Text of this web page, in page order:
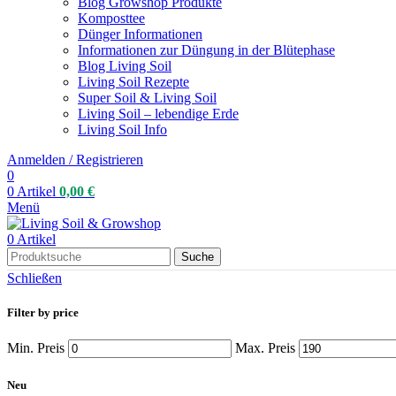
Komposttee
Dünger Informationen
Informationen zur Düngung in der Blütephase
Blog Living Soil
Living Soil Rezepte
Super Soil & Living Soil
Living Soil – lebendige Erde
Living Soil Info
Anmelden / Registrieren
0
0 Artikel 0,00 €
Menü
0 Artikel
Suche
Schließen
Filter by price
Min. Preis Max. Preis
Neu